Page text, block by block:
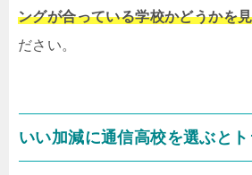
ングが合っている学校かどうかを
ださい。
いい加減に通信高校を選ぶと